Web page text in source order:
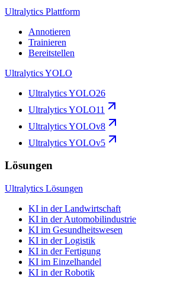
Ultralytics Plattform
Annotieren
Trainieren
Bereitstellen
Ultralytics YOLO
Ultralytics YOLO26
Ultralytics YOLO11
Ultralytics YOLOv8
Ultralytics YOLOv5
Lösungen
Ultralytics Lösungen
KI in der Landwirtschaft
KI in der Automobilindustrie
KI im Gesundheitswesen
KI in der Logistik
KI in der Fertigung
KI im Einzelhandel
KI in der Robotik